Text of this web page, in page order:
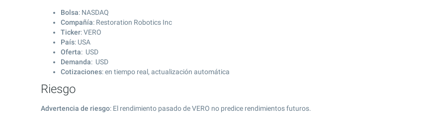
Bolsa: NASDAQ
Compañía: Restoration Robotics Inc
Ticker: VERO
País: USA
Oferta: USD
Demanda: USD
Cotizaciones: en tiempo real, actualización automática
Riesgo
Advertencia de riesgo: El rendimiento pasado de VERO no predice rendimientos futuros.